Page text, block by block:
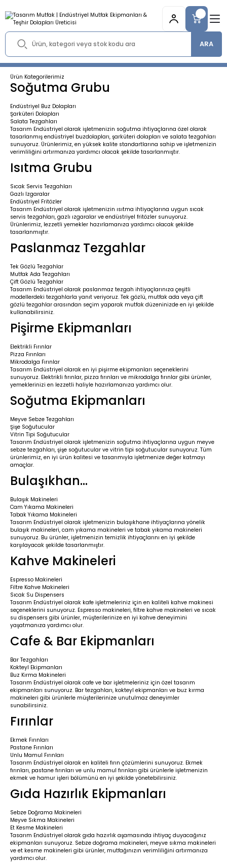
ARA
Ürün Kategorilerimiz
Soğutma Grubu
Endüstriyel Buz Dolapları
Şarküteri Dolapları
Salata Tezgahları
Tasarım Endüstriyel olarak işletmenizin soğutma ihtiyaçlarına özel olarak
tasarlanmış endüstriyel buzdolapları, şarküteri dolapları ve salata tezgahları
sunuyoruz. Ürünlerimiz, en yüksek kalite standartlarına sahip ve işletmenizin
verimliliğini artırmanıza yardımcı olacak şekilde tasarlanmıştır.
Isıtma Grubu
Sıcak Servis Tezgahları
Gazlı Izgaralar
Endüstriyel Fritözler
Tasarım Endüstriyel olarak işletmenizin ısıtma ihtiyaçlarına uygun sıcak
servis tezgahları, gazlı ızgaralar ve endüstriyel fritözler sunuyoruz.
Ürünlerimiz, lezzetli yemekler hazırlamanıza yardımcı olacak şekilde
tasarlanmıştır.
Paslanmaz Tezgahlar
Tek Gözlü Tezgahlar
Mutfak Ada Tezgahları
Çift Gözlü Tezgahlar
Tasarım Endüstriyel olarak paslanmaz tezgah ihtiyaçlarınıza çeşitli
modellerdeki tezgahlarla yanıt veriyoruz. Tek gözlü, mutfak ada veya çift
gözlü tezgahlar arasından seçim yaparak mutfak düzeninizde en iyi şekilde
kullanabilirsiniz.
Pişirme Ekipmanları
Elektrikli Fırınlar
Pizza Fırınları
Mikrodalga Fırınlar
Tasarım Endüstriyel olarak en iyi pişirme ekipmanları seçeneklerini
sunuyoruz. Elektrikli fırınlar, pizza fırınları ve mikrodalga fırınlar gibi ürünler,
yemeklerinizi en lezzetli haliyle hazırlamanıza yardımcı olur.
Soğutma Ekipmanları
Meyve Sebze Tezgahları
Şişe Soğutucular
Vitrin Tipi Soğutucular
Tasarım Endüstriyel olarak işletmenizin soğutma ihtiyaçlarına uygun meyve
sebze tezgahları, şişe soğutucular ve vitrin tipi soğutucular sunuyoruz. Tüm
ürünlerimiz, en iyi ürün kalitesi ve tasarımıyla işletmenize değer katmayı
amaçlar.
Bulaşıkhan…
Bulaşık Makineleri
Cam Yıkama Makineleri
Tabak Yıkama Makineleri
Tasarım Endüstriyel olarak işletmenizin bulaşıkhane ihtiyaçlarına yönelik
bulaşık makineleri, cam yıkama makineleri ve tabak yıkama makineleri
sunuyoruz. Bu ürünler, işletmenizin temizlik ihtiyaçlarını en iyi şekilde
karşılayacak şekilde tasarlanmıştır.
Kahve Makineleri
Espresso Makineleri
Filtre Kahve Makineleri
Sıcak Su Dispensers
Tasarım Endüstriyel olarak kafe işletmeleriniz için en kaliteli kahve makinesi
seçeneklerini sunuyoruz. Espresso makineleri, filtre kahve makineleri ve sıcak
su dispensers gibi ürünler, müşterilerinize en iyi kahve deneyimini
yaşatmanıza yardımcı olur.
Cafe & Bar Ekipmanları
Bar Tezgahları
Kokteyl Ekipmanları
Buz Kırma Makineleri
Tasarım Endüstriyel olarak cafe ve bar işletmeleriniz için özel tasarım
ekipmanları sunuyoruz. Bar tezgahları, kokteyl ekipmanları ve buz kırma
makineleri gibi ürünlerle müşterilerinize unutulmaz deneyimler
sunabilirsiniz.
Fırınlar
Ekmek Fırınları
Pastane Fırınları
Unlu Mamul Fırınları
Tasarım Endüstriyel olarak en kaliteli fırın çözümlerini sunuyoruz. Ekmek
fırınları, pastane fırınları ve unlu mamul fırınları gibi ürünlerle işletmenizin
ekmek ve hamur işleri bölümünü en iyi şekilde yönetebilirsiniz.
Gıda Hazırlık Ekipmanları
Sebze Doğrama Makineleri
Meyve Sıkma Makineleri
Et Kesme Makineleri
Tasarım Endüstriyel olarak gıda hazırlık aşamasında ihtiyaç duyacağınız
ekipmanları sunuyoruz. Sebze doğrama makineleri, meyve sıkma makineleri
ve et kesme makineleri gibi ürünler, mutfağınızın verimliliğini artırmanıza
yardımcı olur.